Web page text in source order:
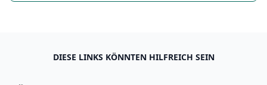
DIESE LINKS KÖNNTEN HILFREICH SEIN